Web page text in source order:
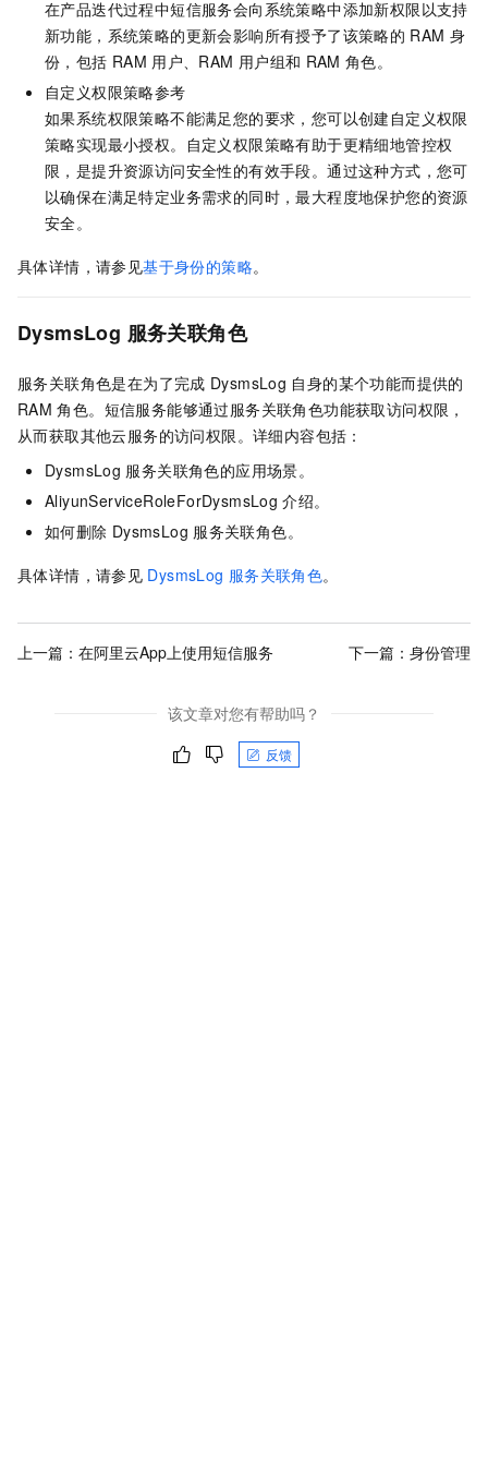
在产品迭代过程中短信服务会向系统策略中添加新权限以支持
新功能，系统策略的更新会影响所有授予了该策略的 RAM 身
份，包括 RAM 用户、RAM 用户组和 RAM 角色。
自定义权限策略参考
如果系统权限策略不能满足您的要求，您可以创建自定义权限
策略实现最小授权。自定义权限策略有助于更精细地管控权
限，是提升资源访问安全性的有效手段。通过这种方式，您可
以确保在满足特定业务需求的同时，最大程度地保护您的资源
安全。
具体详情，请参见基于身份的策略。
DysmsLog 服务关联角色
服务关联角色是在为了完成 DysmsLog 自身的某个功能而提供的
RAM 角色。短信服务能够通过服务关联角色功能获取访问权限，
从而获取其他云服务的访问权限。详细内容包括：
DysmsLog 服务关联角色的应用场景。
AliyunServiceRoleForDysmsLog 介绍。
如何删除 DysmsLog 服务关联角色。
具体详情，请参见 DysmsLog 服务关联角色。
上一篇： 在阿里云App上使用短信服务 下一篇： 身份管理
该文章对您有帮助吗？
反馈